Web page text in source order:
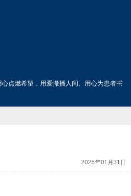
点燃希望，用爱撒播人间。用心为患者书
2025年01月31日